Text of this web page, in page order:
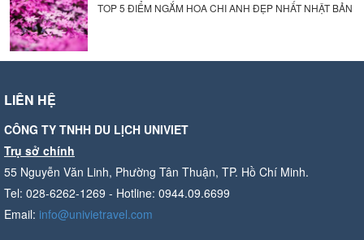
TOP 5 ĐIỂM NGẮM HOA CHI ANH ĐẸP NHẤT NHẬT BẢN
LIÊN HỆ
CÔNG TY TNHH DU LỊCH UNIVIET
Trụ sở chính
55 Nguyễn Văn Linh, Phường Tân Thuận, TP. Hồ Chí Minh.
Tel: 028-6262-1269 - Hotline: 0944.09.6699
Email: info@univietravel.com